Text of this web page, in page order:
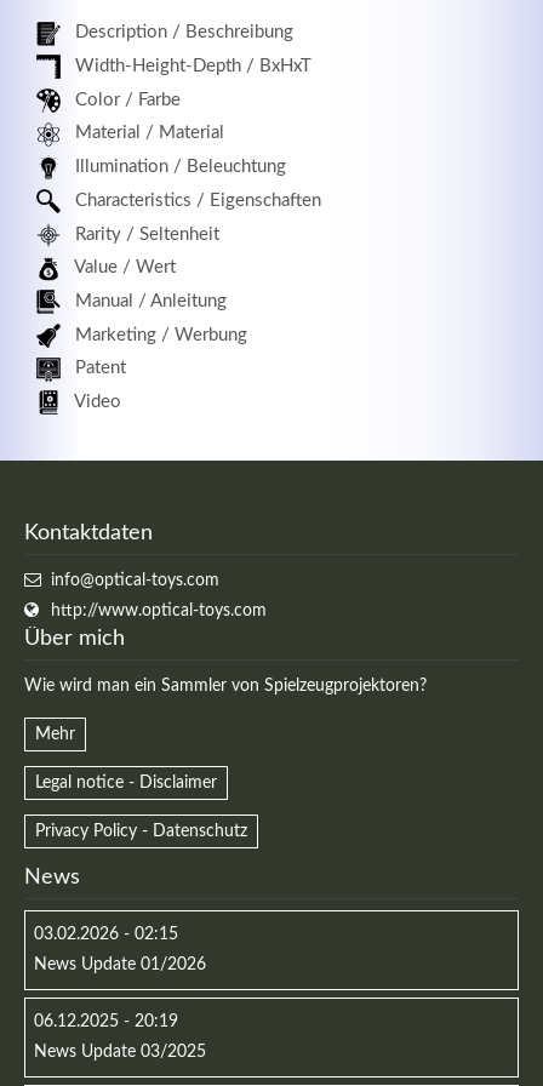
Description / Beschreibung
Width-Height-Depth / BxHxT
Color / Farbe
Material / Material
Illumination / Beleuchtung
Characteristics / Eigenschaften
Rarity / Seltenheit
Value / Wert
Manual / Anleitung
Marketing / Werbung
Patent
Video
Kontaktdaten
info@optical-toys.com
http://www.optical-toys.com
Über mich
Wie wird man ein Sammler von Spielzeugprojektoren?
Mehr
Legal notice - Disclaimer
Privacy Policy - Datenschutz
News
03.02.2026 - 02:15
News Update 01/2026
06.12.2025 - 20:19
News Update 03/2025